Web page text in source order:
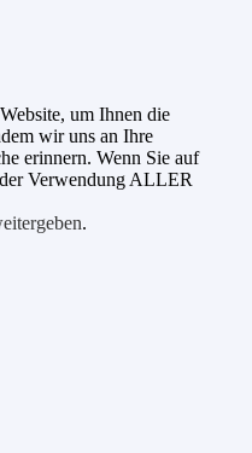
um Ihnen die
wir uns an Ihre
erinnern. Wenn Sie auf
Verwendung ALLER
.